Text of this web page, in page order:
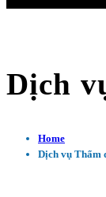
Dịch
Home
Dịch vụ Thẩm